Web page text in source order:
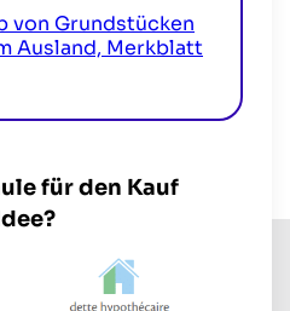
von Grundstücken
Ausland, Merkblatt
für den Kauf